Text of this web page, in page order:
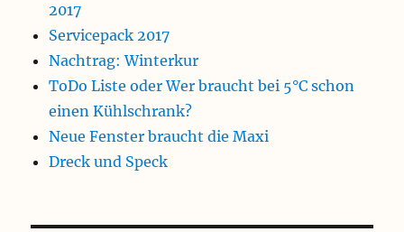
2017
Servicepack 2017
Nachtrag: Winterkur
ToDo Liste oder Wer braucht bei 5°C schon
einen Kühlschrank?
Neue Fenster braucht die Maxi
Dreck und Speck